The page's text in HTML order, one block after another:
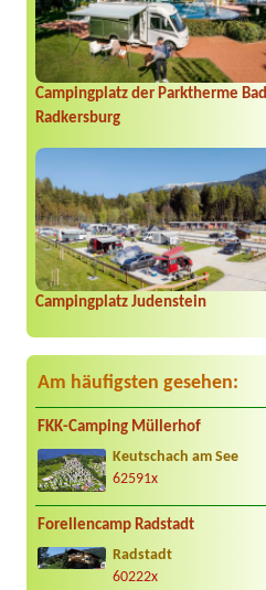
Campingplatz der Parktherme Bad
Radkersburg
Campingplatz Judenstein
Am häufigsten gesehen:
FKK-Camping Müllerhof
Keutschach am See
62591x
Forellencamp Radstadt
Radstadt
60222x